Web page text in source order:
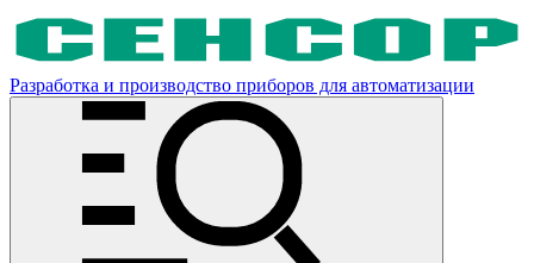
Разработка и производство приборов для автоматизации